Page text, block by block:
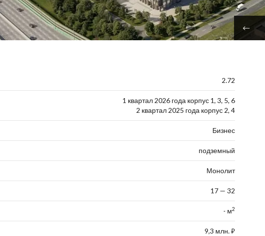
2.72
1 квартал 2026 года корпус 1, 3, 5, 6
2 квартал 2025 года корпус 2, 4
Бизнес
подземный
Монолит
17 — 32
- м2
9,3 млн.⃏